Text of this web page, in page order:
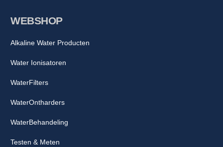
WEBSHOP
Alkaline Water Producten
Water Ionisatoren
WaterFilters
WaterOntharders
WaterBehandeling
Testen & Meten